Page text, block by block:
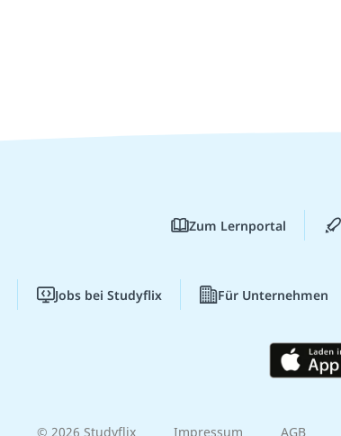
Zum Lernportal
Jobs bei Studyflix Für Unternehmen
© 2026 Studyflix Impressum AGB